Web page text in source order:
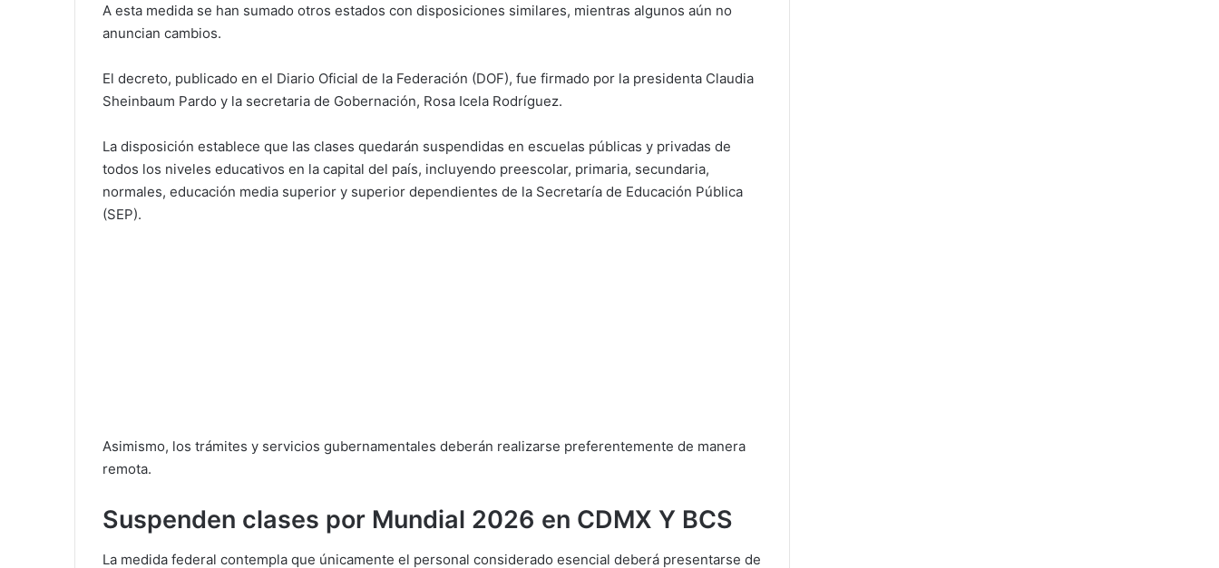
A esta medida se han sumado otros estados con disposiciones similares, mientras algunos aún no
anuncian cambios.
El decreto, publicado en el Diario Oficial de la Federación (DOF), fue firmado por la presidenta Claudia
Sheinbaum Pardo y la secretaria de Gobernación, Rosa Icela Rodríguez.
La disposición establece que las clases quedarán suspendidas en escuelas públicas y privadas de
todos los niveles educativos en la capital del país, incluyendo preescolar, primaria, secundaria,
normales, educación media superior y superior dependientes de la Secretaría de Educación Pública
(SEP).
Asimismo, los trámites y servicios gubernamentales deberán realizarse preferentemente de manera
remota.
Suspenden clases por Mundial 2026 en CDMX Y BCS
La medida federal contempla que únicamente el personal considerado esencial deberá presentarse de